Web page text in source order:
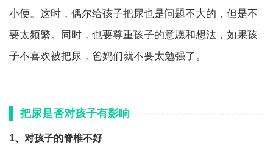
小便。这时，偶尔给孩子把尿也是问题不大的，但是不
要太频繁。同时，也要尊重孩子的意愿和想法，如果孩
子不喜欢被把尿，爸妈们就不要太勉强了。
把尿是否对孩子有影响
1、对孩子的脊椎不好